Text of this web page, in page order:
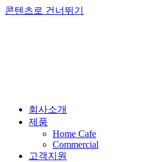
콘텐츠로 건너뛰기
회사소개
제품
Home Cafe
Commercial
고객지원